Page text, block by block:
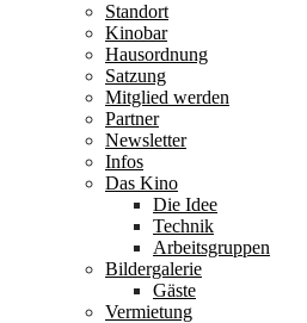
Standort
Kinobar
Hausordnung
Satzung
Mitglied werden
Partner
Newsletter
Infos
Das Kino
Die Idee
Technik
Arbeitsgruppen
Bildergalerie
Gäste
Vermietung